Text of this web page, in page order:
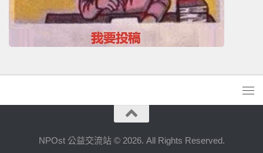
NPOst 公益交流站 © 2026. All Rights Reserved.